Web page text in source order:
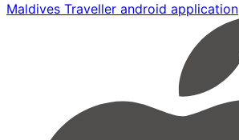
Maldives Traveller android application